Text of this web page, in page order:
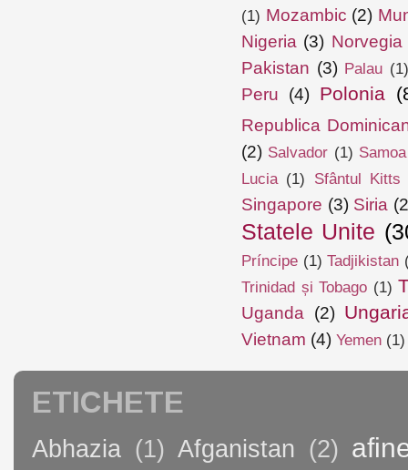
(1) Mozambic (2)
Nigeria (3) Norvegia
Pakistan (3) Palau (1)
Peru (4) Polonia
Republica
(2) Salvador (1) Samoa
Lucia (1) Sfântul
Singapore (3) Siria
Statele Unite
Príncipe (1) Tadjikistan
Trinidad și Tobago (1)
Uganda (2)
Vietnam (4) Yemen (1)
ETICHETE
Abhazia (1) Afganistan (2)